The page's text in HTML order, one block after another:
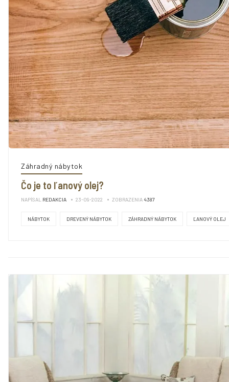
Záhradný nábytok
Čo je to ľanový olej?
NAPÍSAL REDAKCIA 23-09-2022 ZOBRAZENIA 4387
NÁBYTOK DREVENÝ NÁBYTOK ZÁHRADNÝ NÁBYTOK ĽANOVÝ OLEJ